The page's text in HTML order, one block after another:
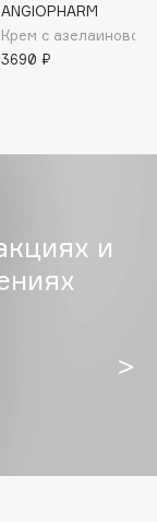
ANGIOPHARM
Крем с азелаиновой
3690 ₽
и